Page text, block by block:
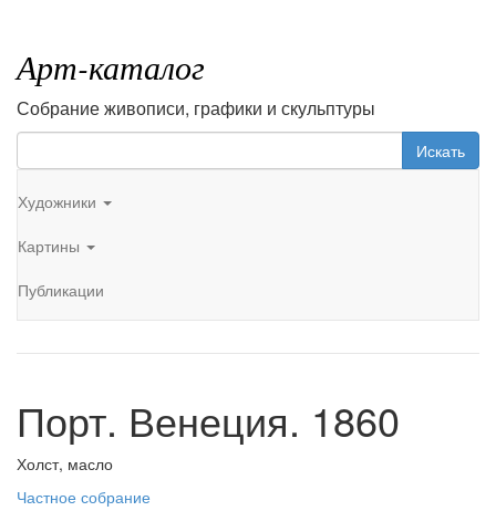
Арт-каталог
Собрание живописи, графики и скульптуры
Искать
Художники
Картины
Публикации
Порт. Венеция. 1860
Холст, масло
Частное собрание